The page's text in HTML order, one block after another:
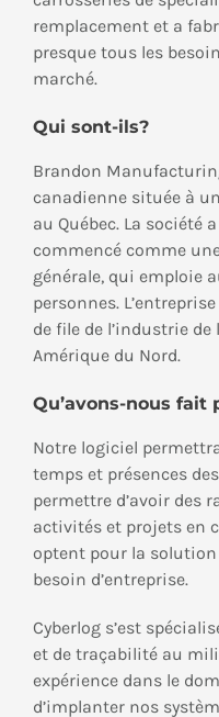
remplacement et a
presque tous les
marché.
Qui sont-ils?
Brandon
canadienne située à
au Québec. La société
commencé comme
générale, qui emploie
personnes.
de file de l’industrie
Amérique du Nord.
Qu’avons-nous fait
Notre logiciel
temps et présences
permettre d’avoir des
activités et projets en
optent pour la solution
besoin d’entreprise.
Cyberlog s’est
et de traçabilité au
expérience dans le
d’implanter nos